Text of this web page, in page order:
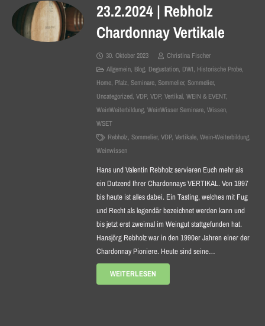
23.2.2024 | Rebholz
Chardonnay Vertikale
30. Oktober 2023
Christina Fischer
Allgemein, Blog, Degustation, DWI, Historische Probe,
Home, Pfalz, Seminare, Sommelier, Sommelier,
Uncategorized, VDP, VDP, Vertikal, WEIN & EVENT,
WeinWeiterbildung, WeinWisser Seminare, Wissen,
WSET
Rebholz,Sommelier,VDP,Vertikale,Wein-Weiterbildung,
Weinwissen
Hans und Valentin Rebholz servieren Euch mehr als
ein Dutzend Ihrer Chardonnays VERTIKAL. Von 1997
bis heute ist alles dabei. Ein Tasting, welches mit Fug
und Recht als legendär bezeichnet werden kann und
bis jetzt erst zweimal im Weingut stattgefunden hat.
Hansjörg Rebholz war in den 1990er Jahren einer der
Chardonnay Pioniere. Heute sind seine…
WEITERLESEN